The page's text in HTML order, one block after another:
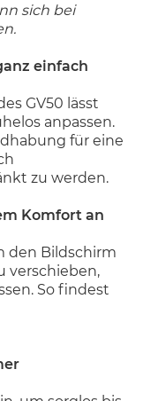
sich bei
einfach
GV50 lässt
anpassen.
für eine
zu werden.
Komfort an
den Bildschirm
verschieben,
So findest